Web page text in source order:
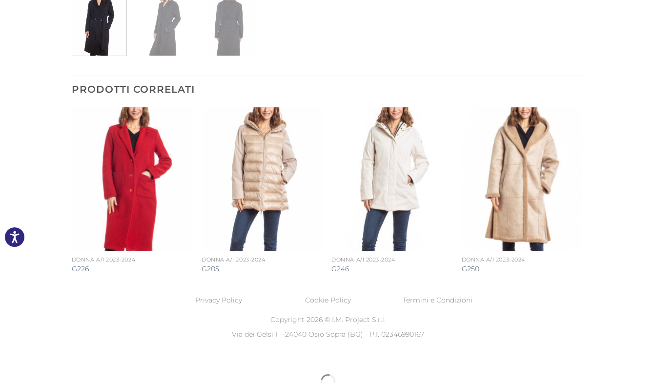
PRODOTTI CORRELATI
DONNA A/I 2023-2024
G226
DONNA A/I 2023-2024
G205
DONNA A/I 2023-2024
G246
DONNA A/I 2023-2024
G250
Privacy Policy Cookie Policy Termini e Condizioni
Copyright 2026 © I.M. Project S.r.l.
Via dei Gelsi 1 – 24040 Osio Sopra (BG) - P.I. 02346990167